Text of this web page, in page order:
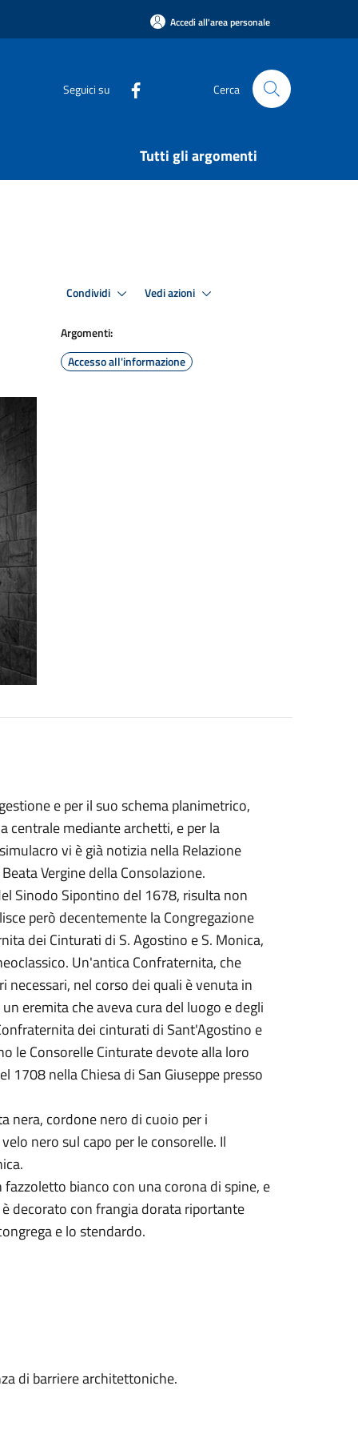
Accedi all'area personale
Seguici su Cerca
Tutti gli argomenti
Condividi Vedi azioni
Argomenti:
Accesso all'informazione
e per il suo schema planimetrico,
centrale mediante archetti, e per la
vi è già notizia nella Relazione
Vergine della Consolazione.
Sinodo Sipontino del 1678, risulta non
però decentemente la Congregazione
dei Cinturati di S. Agostino e S. Monica,
Un'antica Confraternita, che
nel corso dei quali è venuta in
eremita che aveva cura del luogo e degli
dei cinturati di Sant'Agostino e
le Consorelle Cinturate devote alla loro
nella Chiesa di San Giuseppe presso
nera, cordone nero di cuoio per i
nero sul capo per le consorelle. Il
bianco con una corona di spine, e
decorato con frangia dorata riportante
della congrega e lo stendardo.
di barriere architettoniche.